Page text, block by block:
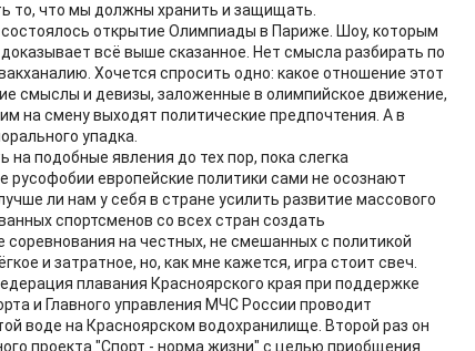
то, что мы должны хранить и защищать.
открытие Олимпиады в Париже. Шоу, которым
доказывает всё выше сказанное. Нет смысла разбирать по
Хочется спросить одно: какое отношение этот
смыслы и девизы, заложенные в олимпийское движение,
на смену выходят политические предпочтения. А в
упадка.
подобные явления до тех пор, пока слегка
русофобии европейские политики сами не осознают
ли нам у себя в стране усилить развитие массового
спортсменов со всех стран создать
на честных, не смешанных с политикой
и затратное, но, как мне кажется, игра стоит свеч.
плавания Красноярского края при поддержке
и Главного управления МЧС России проводит
воде на Красноярском водохранилище. Второй раз он
проекта "Спорт - норма жизни" с целью приобщения